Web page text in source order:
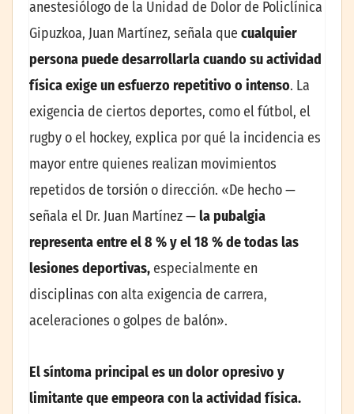
anestesiólogo de la Unidad de Dolor de Policlínica
Gipuzkoa, Juan Martínez, señala que cualquier
persona puede desarrollarla cuando su actividad
física exige un esfuerzo repetitivo o intenso. La
exigencia de ciertos deportes, como el fútbol, el
rugby o el hockey, explica por qué la incidencia es
mayor entre quienes realizan movimientos
repetidos de torsión o dirección. «De hecho —
señala el Dr. Juan Martínez —la pubalgia
representa entre el 8 % y el 18 % de todas las
lesiones deportivas, especialmente en
disciplinas con alta exigencia de carrera,
aceleraciones o golpes de balón».
El síntoma principal es un dolor opresivo y
limitante que empeora con la actividad física.